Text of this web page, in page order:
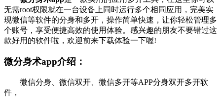
无需root权限就在一台设备上同时运行多个相同应用，完美实
现微信等软件的分身和多开，操作简单快速，让你轻松管理多
个账号，享受便捷高效的使用体验。感兴趣的朋友不要错过这
款好用的软件啦，欢迎前来下载体验一下喔!
微分身术app介绍：
微信分身、微信双开、微信多开等APP分身双开多开软
件，